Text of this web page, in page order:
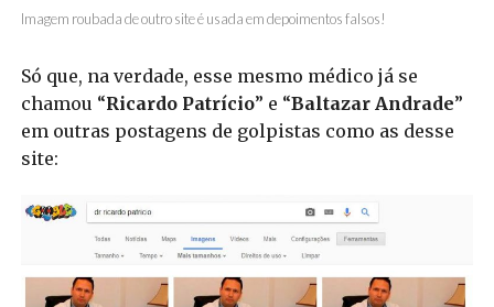
Imagem roubada de outro site é usada em depoimentos falsos!
Só que, na verdade, esse mesmo médico já se
chamou “Ricardo Patrício” e “Baltazar Andrade”
em outras postagens de golpistas como as desse
site: